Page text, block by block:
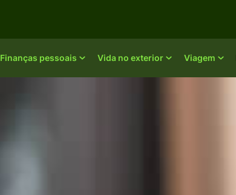
Finanças pessoais Vida no exterior Viagem